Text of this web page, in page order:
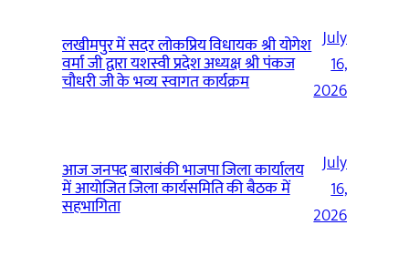
लखीमपुर में सदर लोकप्रिय विधायक श्री योगेश
वर्मा जी द्वारा यशस्वी प्रदेश अध्यक्ष श्री पंकज
चौधरी जी के भव्य स्वागत कार्यक्रम
July
16,
2026
आज जनपद बाराबंकी भाजपा जिला कार्यालय
में आयोजित जिला कार्यसमिति की बैठक में
सहभागिता
July
16,
2026